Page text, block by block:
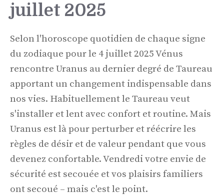
juillet 2025
Selon l'horoscope quotidien de chaque signe
du zodiaque pour le 4 juillet 2025 Vénus
rencontre Uranus au dernier degré de Taureau
apportant un changement indispensable dans
nos vies. Habituellement le Taureau veut
s'installer et lent avec confort et routine. Mais
Uranus est là pour perturber et réécrire les
règles de désir et de valeur pendant que vous
devenez confortable. Vendredi votre envie de
sécurité est secouée et vos plaisirs familiers
ont secoué – mais c'est le point.